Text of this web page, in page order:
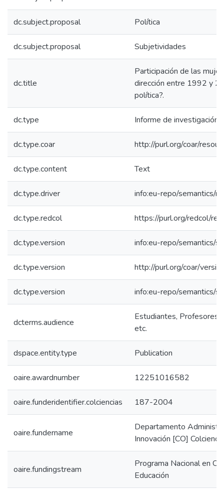
dc.subject.proposal Política
dc.subject.proposal Subjetividades
dc.title
Participación de las
dirección entre 1992 y
política?.
dc.type Informe de investigación
dc.type.coar http://purl.org/coar/
dc.type.content Text
dc.type.driver info:eu-repo/semantics/
dc.type.redcol https://purl.org/redcol/
dc.type.version info:eu-repo/semantics/
dc.type.version http://purl.org/coar/
dc.type.version info:eu-repo/semantics/
dcterms.audience
Estudiantes, Profesores,
etc.
dspace.entity.type Publication
oaire.awardnumber 12251016582
oaire.funderidentifier.colciencias 187-2004
oaire.fundername
Departamento
Innovación [CO]
oaire.fundingstream
Programa Nacional en
Educación